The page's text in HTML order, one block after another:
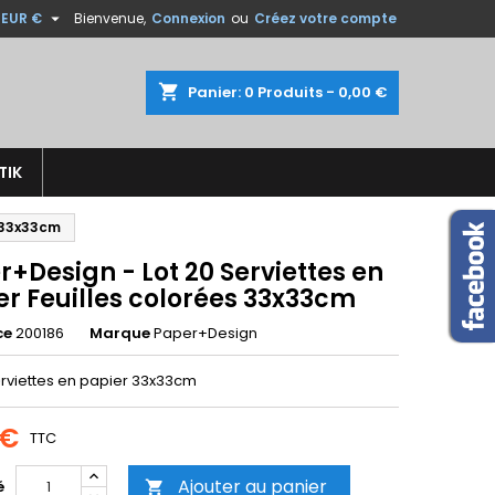
Bienvenue, Connexion ou Créez votre compte
EUR € 
shopping_cart Panier: 0 Produits - 0,00 €
- Lot 20 Serviettes en
Feuilles colorées 33x33cm
200186 MarquePaper+Design
en papier 33x33cm
TTC
 Ajouter au panier